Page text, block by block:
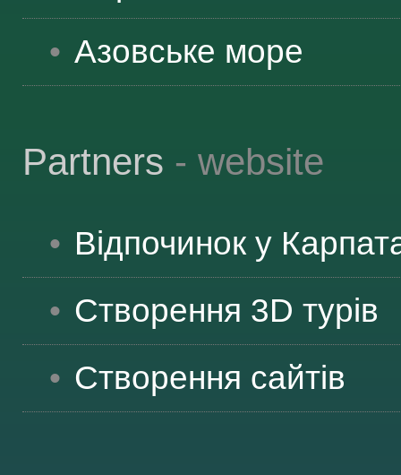
Азовське море
Partners - website
Відпочинок у
Створення 3D турів
Створення сайтів